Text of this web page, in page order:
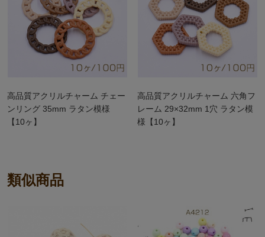
高品質アクリルチャーム チェー
ンリング 35mm ラタン模様
【10ヶ】
高品質アクリルチャーム 六角フ
レーム 29×32mm 1穴 ラタン模
様【10ヶ】
類似商品